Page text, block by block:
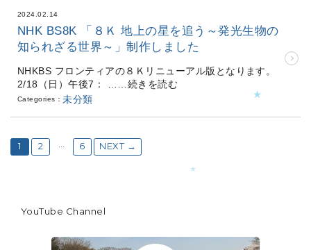
2024.02.14
NHK BS8K 「８Ｋ 地上の星を追う～発光生物の
知られざる世界～」制作しました
NHKBS フロンティアの８Ｋリニューアル版となります。
2/18（日）午後7：
……続きを読む
Categories：未分類
1 2 6 NEXT →
YouTube Channel